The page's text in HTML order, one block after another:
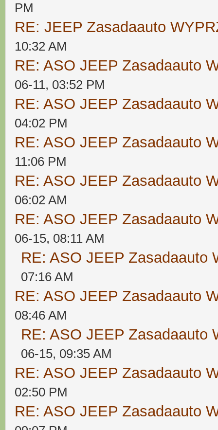
PM
RE: JEEP Zasadaauto
10:32 AM
RE: ASO JEEP Zasadaauto
06-11, 03:52 PM
RE: ASO JEEP Zasadaauto
04:02 PM
RE: ASO JEEP Zasadaauto
11:06 PM
RE: ASO JEEP Zasadaauto
06:02 AM
RE: ASO JEEP Zasadaauto
06-15, 08:11 AM
RE: ASO JEEP Zasadaauto
07:16 AM
RE: ASO JEEP Zasadaauto
08:46 AM
RE: ASO JEEP Zasadaauto
06-15, 09:35 AM
RE: ASO JEEP Zasadaauto
02:50 PM
RE: ASO JEEP Zasadaauto